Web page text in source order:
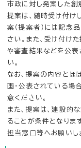
市政に対し発案した創
提案は、随時受け付け
案（提案者）には記念
さい。また、受け付け
や審査結果などを公表
い。
なお、提案の内容とほ
画・公表されている場
意ください。
また、提案は、建設的
ることが条件となりま
担当窓口等へお願いし